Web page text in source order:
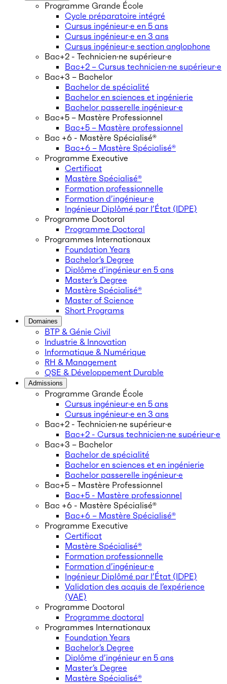
Programme Grande École
Cycle préparatoire intégré
Cursus ingénieur·e en 5 ans
Cursus ingénieur·e en 3 ans
Cursus ingénieur·e section anglophone
Bac+2 - Technicien·ne supérieur·e
Bac+2 – Cursus technicien·ne supérieur·e
Bac+3 – Bachelor
Bachelor de spécialité
Bachelor en sciences et ingénierie
Bachelor passerelle ingénieur·e
Bac+5 – Mastère Professionnel
Bac+5 – Mastère professionnel
Bac +6 - Mastère Spécialisé®
Bac+6 – Mastère Spécialisé®
Programme Executive
Certificat
Mastère Spécialisé®
Formation professionnelle
Formation d’ingénieur·e
Ingénieur Diplômé par l’État (IDPE)
Programme Doctoral
Programme Doctoral
Programmes Internationaux
Foundation Years
Bachelor’s Degree
Diplôme d’ingénieur en 5 ans
Master’s Degree
Mastère Spécialisé®
Master of Science
Short Programs
Domaines
BTP & Génie Civil
Industrie & Innovation
Informatique & Numérique
RH & Management
QSE & Développement Durable
Admissions
Programme Grande École
Cursus ingénieur·e en 5 ans
Cursus ingénieur·e en 3 ans
Bac+2 - Technicien·ne supérieur·e
Bac+2 - Cursus technicien·ne supérieur·e
Bac+3 – Bachelor
Bachelor de spécialité
Bachelor en sciences et en ingénierie
Bachelor passerelle ingénieur·e
Bac+5 – Mastère Professionnel
Bac+5 - Mastère professionnel
Bac +6 - Mastère Spécialisé®
Bac+6 – Mastère Spécialisé®
Programme Executive
Certificat
Mastère Spécialisé®
Formation professionnelle
Formation d’ingénieur·e
Ingénieur Diplômé par l’État (IDPE)
Validation des acquis de l’expérience
(VAE)
Programme Doctoral
Programme doctoral
Programmes Internationaux
Foundation Years
Bachelor’s Degree
Diplôme d’ingénieur en 5 ans
Master’s Degree
Mastère Spécialisé®